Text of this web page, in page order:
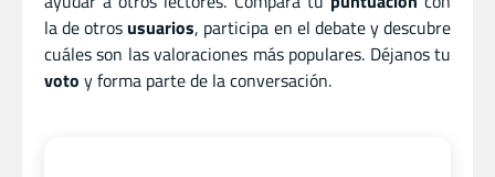
la de otros usuarios, participa en el debate y descubre
cuáles son las valoraciones más populares. Déjanos tu
voto y forma parte de la conversación.